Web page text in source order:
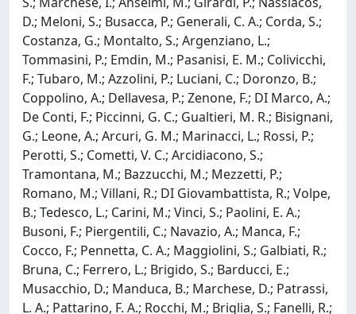
D.; Meloni, S.; Busacca, P.; Generali, C. A.; Corda, S.;
Costanza, G.; Montalto, S.; Argenziano, L.;
Tommasini, P.; Emdin, M.; Pasanisi, E. M.; Colivicchi,
F.; Tubaro, M.; Azzolini, P.; Luciani, C.; Doronzo, B.;
Coppolino, A.; Dellavesa, P.; Zenone, F.; DI Marco, A.;
De Conti, F.; Piccinni, G. C.; Gualtieri, M. R.; Bisignani,
G.; Leone, A.; Arcuri, G. M.; Marinacci, L.; Rossi, P.;
Perotti, S.; Cometti, V. C.; Arcidiacono, S.;
Tramontana, M.; Bazzucchi, M.; Mezzetti, P.;
Romano, M.; Villani, R.; DI Giovambattista, R.; Volpe,
B.; Tedesco, L.; Carini, M.; Vinci, S.; Paolini, E. A.;
Busoni, F.; Piergentili, C.; Navazio, A.; Manca, F.;
Cocco, F.; Pennetta, C. A.; Maggiolini, S.; Galbiati, R.;
Bruna, C.; Ferrero, L.; Brigido, S.; Barducci, E.;
Musacchio, D.; Manduca, B.; Marchese, D.; Patrassi,
L. A.; Pattarino, F. A.; Rocchi, M.; Briglia, S.; Fanelli, R.;